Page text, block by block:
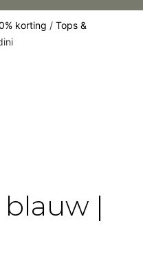
korting / Tops &
|